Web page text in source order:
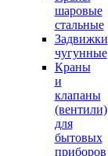
шаровые
стальные
Задвижки
чугунные
Краны
и
клапаны
(вентили)
для
бытовых
приборов